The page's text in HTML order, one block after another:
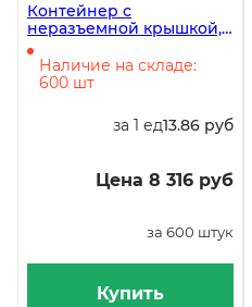
Контейнер с
неразъемной крышкой,
192х82х45 мм, 800 мл,
прозрачный SL-18, 600
штук
Наличие на складе:
600 шт
за 1 ед13.86 руб
Цена 8 316 руб
за 600 штук
Купить